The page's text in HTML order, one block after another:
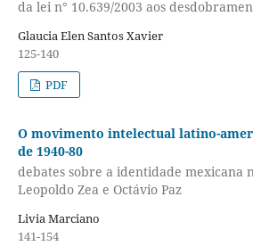
da lei n° 10.639/2003 aos
Glaucia Elen Santos Xavier
125-140
PDF
O movimento intelectual latino-
de 1940-80
debates sobre a identidade mexicana
Leopoldo Zea e Octávio Paz
Livia Marciano
141-154